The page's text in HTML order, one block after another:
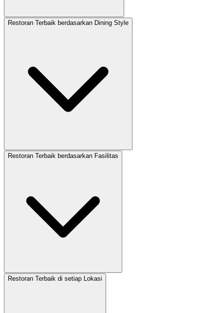
Restoran Terbaik berdasarkan Dining Style
Restoran Terbaik berdasarkan Fasilitas
Restoran Terbaik di setiap Lokasi